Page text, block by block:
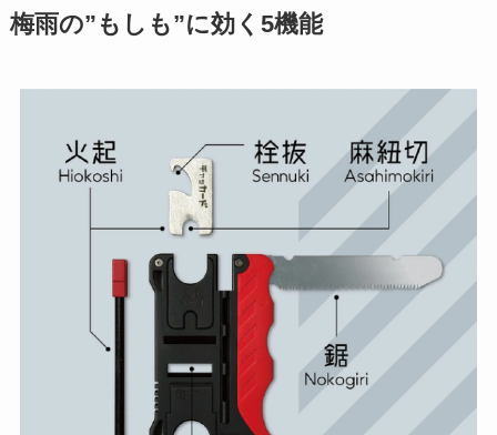
梅雨の”もしも”に効く5機能